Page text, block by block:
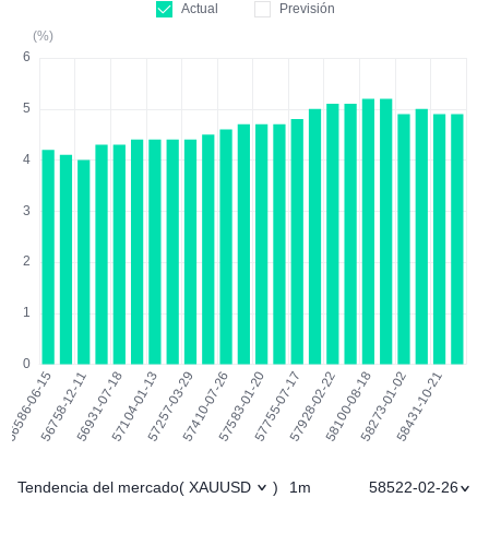
Actual
Previsión
(%)
Tendencia del mercado( XAUUSD ) 1m 58522-02-26